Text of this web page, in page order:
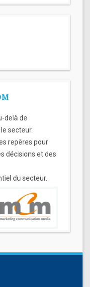
delà de
secteur.
repères pour
décisions et des
du secteur.